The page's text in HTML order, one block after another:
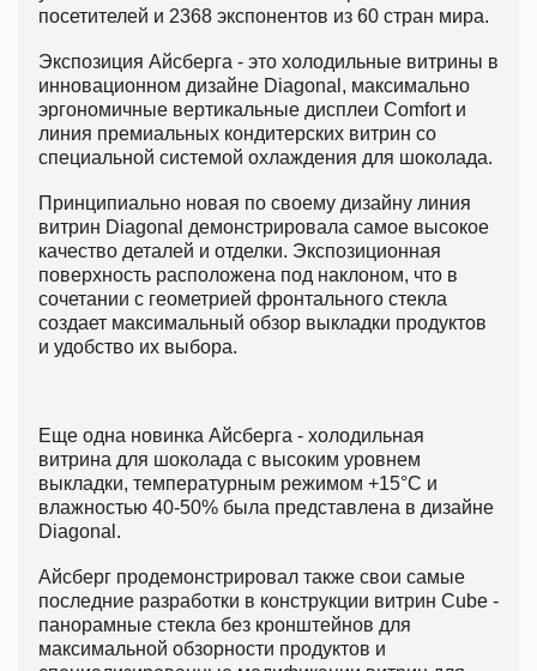
посетителей и 2368 экспонентов из 60 стран мира.
Экспозиция Айсберга - это холодильные витрины в
инновационном дизайне Diagonal, максимально
эргономичные вертикальные дисплеи Comfort и
линия премиальных кондитерских витрин со
специальной системой охлаждения для шоколада.
Принципиально новая по своему дизайну линия
витрин Diagonal демонстрировала самое высокое
качество деталей и отделки. Экспозиционная
поверхность расположена под наклоном, что в
сочетании с геометрией фронтального стекла
создает максимальный обзор выкладки продуктов
и удобство их выбора.
Еще одна новинка Айсберга - холодильная
витрина для шоколада с высоким уровнем
выкладки, температурным режимом +15°С и
влажностью 40-50% была представлена в дизайне
Diagonal.
Айсберг продемонстрировал также свои самые
последние разработки в конструкции витрин Cube -
панорамные стекла без кронштейнов для
максимальной обзорности продуктов и